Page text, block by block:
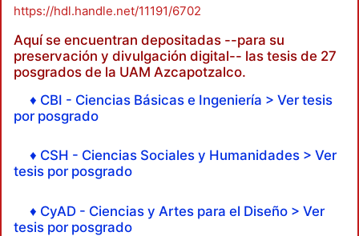
https://hdl.handle.net/11191/6702
Aquí se encuentran depositadas --para su
preservación y divulgación digital-- las tesis de 27
posgrados de la UAM Azcapotzalco.
♦ CBI - Ciencias Básicas e Ingeniería > Ver tesis
por posgrado
♦ CSH - Ciencias Sociales y Humanidades > Ver
tesis por posgrado
♦ CyAD - Ciencias y Artes para el Diseño > Ver
tesis por posgrado